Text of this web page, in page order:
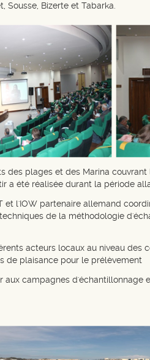
Bizerte et Tabarka.
plages et des Marina couvrant
a été réalisée durant la période
l'IOW partenaire allemand
de la méthodologie
acteurs locaux au niveau des
de plaisance pour le prélèvement
campagnes d'échantillonnage